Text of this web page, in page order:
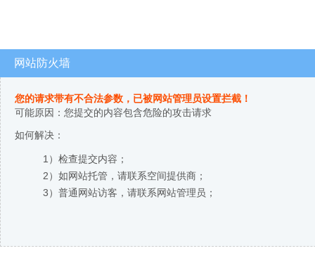
网站防火墙
您的请求带有不合法参数，已被网站管理员设置拦截！
可能原因：您提交的内容包含危险的攻击请求
如何解决：
1）检查提交内容；
2）如网站托管，请联系空间提供商；
3）普通网站访客，请联系网站管理员；